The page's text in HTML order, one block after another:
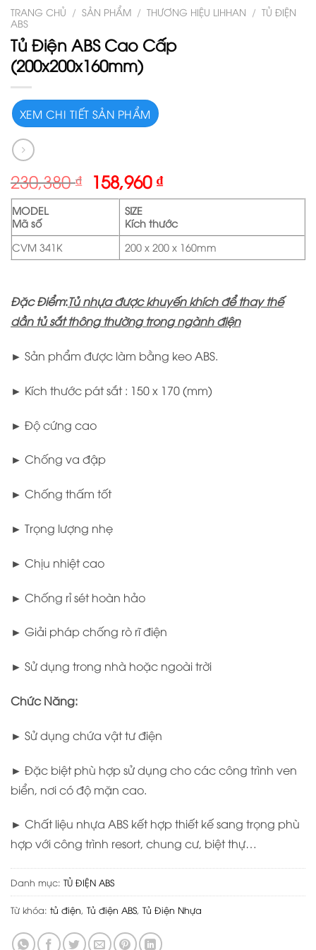
TRANG CHỦ / SẢN PHẨM / THƯƠNG HIỆU LIHHAN / TỦ ĐIỆN
ABS
Tủ Điện ABS Cao Cấp
(200x200x160mm)
XEM CHI TIẾT SẢN PHẨM
230,380₫ 158,960₫
MODEL
Mã số
SIZE
Kích thước
CVM 341K
200 x 200 x 160mm
Đặc Điểm:Tủ nhựa được khuyến khích để thay thế
dần tủ sắt thông thường trong ngành điện
► Sản phẩm được làm bằng keo ABS.
► Kích thước pát sắt : 150 x 170 (mm)
► Độ cứng cao
► Chống va đập
► Chống thấm tốt
► Trọng lượng nhẹ
► Chịu nhiệt cao
► Chống rỉ sét hoàn hảo
► Giải pháp chống rò rĩ điện
► Sử dụng trong nhà hoặc ngoài trời
Chức Năng:
► Sử dụng chứa vật tư điện
► Đặc biệt phù hợp sử dụng cho các công trình ven
biển, nơi có độ mặn cao.
► Chất liệu nhựa ABS kết hợp thiết kế sang trọng phù
hợp với công trình resort, chung cư, biệt thự…
Danh mục: TỦ ĐIỆN ABS
Từ khóa: tủ điện, Tủ điện ABS, Tủ Điện Nhựa